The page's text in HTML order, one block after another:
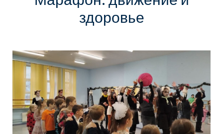
здоровье